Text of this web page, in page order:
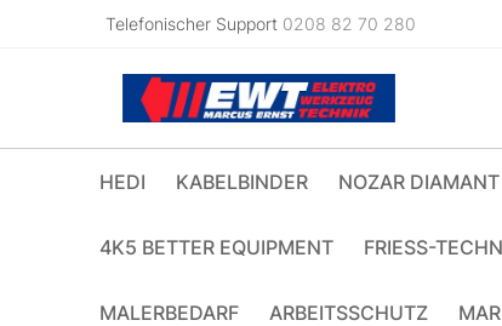
Telefonischer Support 0208 82 70 280
HEDI KABELBINDER NOZAR DIAMANT
4K5 BETTER EQUIPMENT FRIESS-
MALERBEDARF ARBEITSSCHUTZ